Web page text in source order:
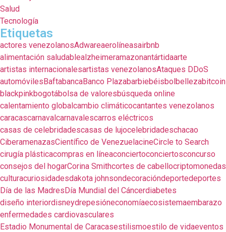
Salud
Tecnología
Etiquetas
actores venezolanosAdwareaerolíneasairbnb
alimentación saludablealzheimeramazonantártidaarte
artistas internacionalesartistas venezolanosAtaques DDoS
automóvilesBaftabancaBanco Plazabarbiebéisbolbellezabitcoin
blackpinkbogotábolsa de valoresbúsqueda online
calentamiento globalcambio climáticocantantes venezolanos
caracascarnavalcarnavalescarros eléctricos
casas de celebridadescasas de lujocelebridadeschacao
CiberamenazasCientífico de VenezuelacineCircle to Search
cirugía plásticacompras en líneaconciertoconciertosconcurso
consejos del hogarCorina Smithcortes de cabellocriptomonedas
culturacuriosidadesdakota johnsondecoracióndeportedeportes
Día de las MadresDía Mundial del Cáncerdiabetes
diseño interiordisneydrepesióneconomíaecosistemaembarazo
enfermedades cardiovasculares
Estadio Monumental de Caracasestilismoestilo de vidaeventos